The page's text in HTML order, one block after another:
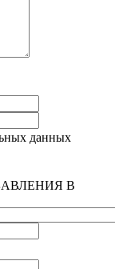
данных
В